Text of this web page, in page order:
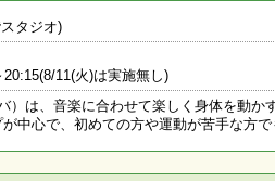
タジオ)
11(火)は実施無し)
）は、音楽に合わせて楽しく身体を動か
中心で、初めての方や運動が苦手な方